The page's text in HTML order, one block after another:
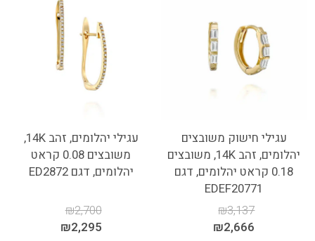
עגילי חישוק משובצים
יהלומים, זהב 14K, משובצים
0.18 קראט יהלומים, דגם
EDEF20771
₪3,137
₪2,666
עגילי יהלומים, זהב 14K,
משובצים 0.08 קראט
יהלומים, דגם ED2872
₪2,700
₪2,295